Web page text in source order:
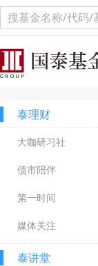
泰理财
大咖研习社
债市陪伴
第一时间
媒体关注
泰讲堂